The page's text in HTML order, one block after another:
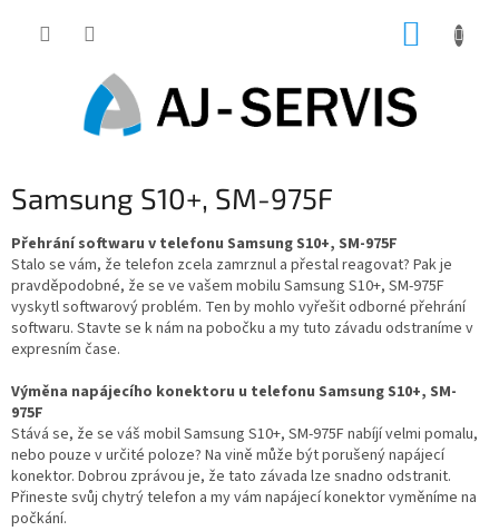
Samsung S10+, SM-975F
Přehrání softwaru v telefonu Samsung S10+, SM-975F
Stalo se vám, že telefon zcela zamrznul a přestal reagovat? Pak je
pravděpodobné, že se ve vašem mobilu Samsung S10+, SM-975F
vyskytl softwarový problém. Ten by mohlo vyřešit odborné přehrání
softwaru. Stavte se k nám na pobočku a my tuto závadu odstraníme v
expresním čase.
Výměna napájecího konektoru u telefonu Samsung S10+, SM-
975F
Stává se, že se váš mobil Samsung S10+, SM-975F nabíjí velmi pomalu,
nebo pouze v určité poloze? Na vině může být porušený napájecí
konektor. Dobrou zprávou je, že tato závada lze snadno odstranit.
Přineste svůj chytrý telefon a my vám napájecí konektor vyměníme na
počkání.